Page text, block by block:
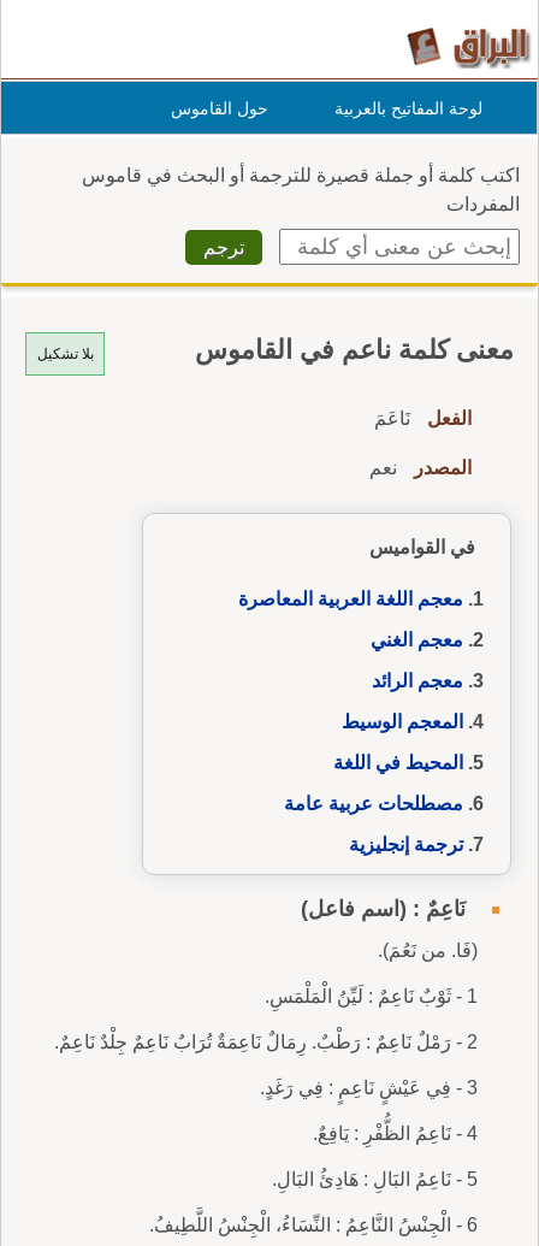
لوحة المفاتيح بالعربية حول القاموس
اكتب كلمة أو جملة قصيرة للترجمة أو البحث في قاموس
المفردات
بلا تشكيل معنى كلمة ناعم في القاموس
الفعل نَاعَمَ
المصدر نعم
في القواميس
معجم اللغة العربية المعاصرة
معجم الغني
معجم الرائد
المعجم الوسيط
المحيط في اللغة
مصطلحات عربية عامة
ترجمة إنجليزية
نَاعِمٌ : (اسم فاعل)
(فَا. من نَعُمَ).
1 - ثَوْبٌ نَاعِمٌ : لَيِّنُ الْمَلْمَسِ.
2 - رَمْلٌ نَاعِمٌ : رَطْبٌ. رِمَالٌ نَاعِمَةٌ تُرَابٌ نَاعِمٌ جِلْدٌ نَاعِمٌ.
3 - فِي عَيْشٍ نَاعِمٍ : فِي رَغَدٍ.
4 - نَاعِمُ الظُّفْرِ : يَافِعٌ.
5 - نَاعِمُ البَالِ : هَادِئُ البَالِ.
6 - الْجِنْسُ النَّاعِمُ : النِّسَاءُ، الْجِنْسُ اللَّطِيفُ.